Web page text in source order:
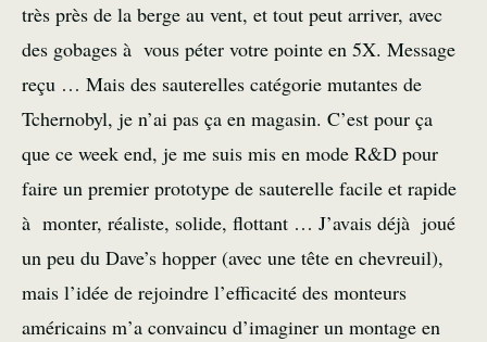
très près de la berge au vent, et tout peut arriver, avec
des gobages à vous péter votre pointe en 5X. Message
reçu … Mais des sauterelles catégorie mutantes de
Tchernobyl, je n’ai pas ça en magasin. C’est pour ça
que ce week end, je me suis mis en mode R&D pour
faire un premier prototype de sauterelle facile et rapide
à monter, réaliste, solide, flottant … J’avais déjà joué
un peu du Dave’s hopper (avec une tête en chevreuil),
mais l’idée de rejoindre l’efficacité des monteurs
américains m’a convaincu d’imaginer un montage en